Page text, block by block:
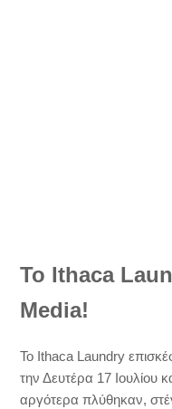
Το Ithaca
Media!
Το Ithaca Laundry
την Δευτέρα 17 Ιουλίου
αργότερα πλύθηκαν,